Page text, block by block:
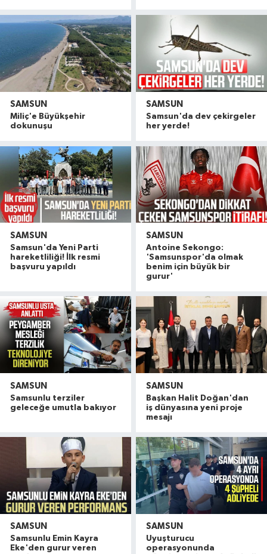
SAMSUN
Miliç'e Büyükşehir
dokunuşu
SAMSUN
Samsun'da dev çekirgeler
her yerde!
SAMSUN
Samsun'da Yeni Parti
hareketliliği! İlk resmi
başvuru yapıldı
SAMSUN
Antoine Sekongo:
'Samsunspor'da olmak
benim için büyük bir
gurur'
SAMSUN
Samsunlu terziler
geleceğe umutla bakıyor
SAMSUN
Başkan Halit Doğan'dan
iş dünyasına yeni proje
mesajı
SAMSUN
Samsunlu Emin Kayra
Eke'den gurur veren
SAMSUN
Uyuşturucu
operasyonunda
22:09 |Vali Tavlı: 'Samsun, 144 milyar TL'lik yatırımla